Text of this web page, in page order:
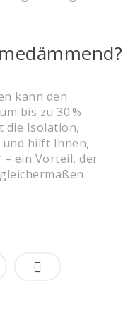
kann den
bis zu 30 %
die Isolation,
hilft Ihnen,
ein Vorteil, der